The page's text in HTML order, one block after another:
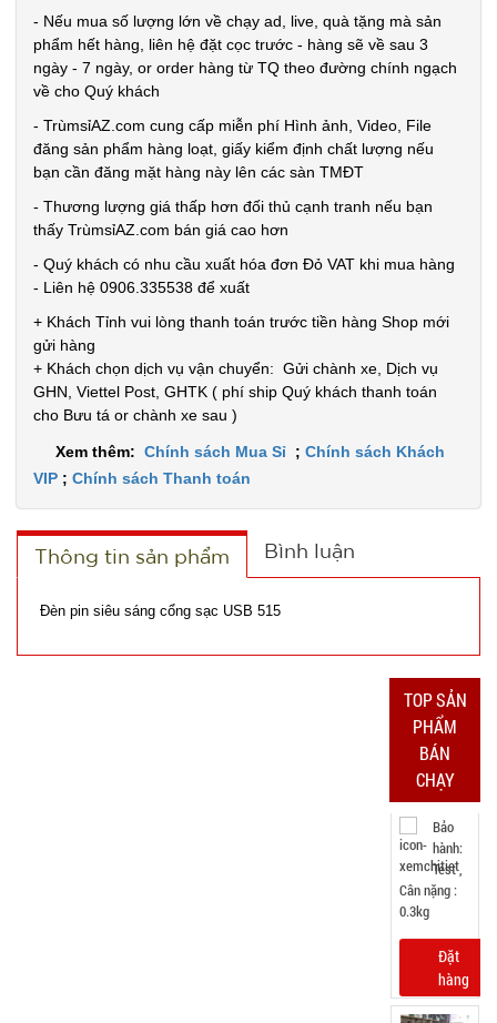
- Nếu mua số lượng lớn về chạy ad, live, quà tặng mà sản
phẩm hết hàng, liên hệ đặt cọc trước - hàng sẽ về sau 3
ngày - 7 ngày, or order hàng từ TQ theo đường chính ngạch
về cho Quý khách
- TrùmsỉAZ.com cung cấp miễn phí Hình ảnh, Video, File
đăng sản phẩm hàng loạt, giấy kiểm định chất lượng nếu
bạn cần đăng mặt hàng này lên các sàn TMĐT
- Thương lượng giá thấp hơn đối thủ cạnh tranh nếu bạn
thấy TrùmsỉAZ.com bán giá cao hơn
- Quý khách có nhu cầu xuất hóa đơn Đỏ VAT khi mua hàng
- Liên hệ 0906.335538 để xuất
+ Khách Tỉnh vui lòng thanh toán trước tiền hàng Shop mới
gửi hàng
+ Khách chọn dịch vụ vận chuyển: Gửi chành xe, Dịch vụ
GHN, Viettel Post, GHTK ( phí ship Quý khách thanh toán
cho Bưu tá or chành xe sau )
Xem thêm: Chính sách Mua Sỉ ; Chính sách Khách
VIP ; Chính sách Thanh toán
Thông tin sản phẩm Bình luận
Đèn pin siêu sáng cổng sạc USB 515
TOP SẢN
PHẨM
BÁN
CHẠY
Cân nặng :
0.3kg
thoại K61
full vat )
SP:
004825
GIÁ:
38.000 đ
Cân nặng :
0.3kg
Đặt
hàng
Súng
massage
Nút Bấm lõi
đồng có
MÃ
SP:
SP004037